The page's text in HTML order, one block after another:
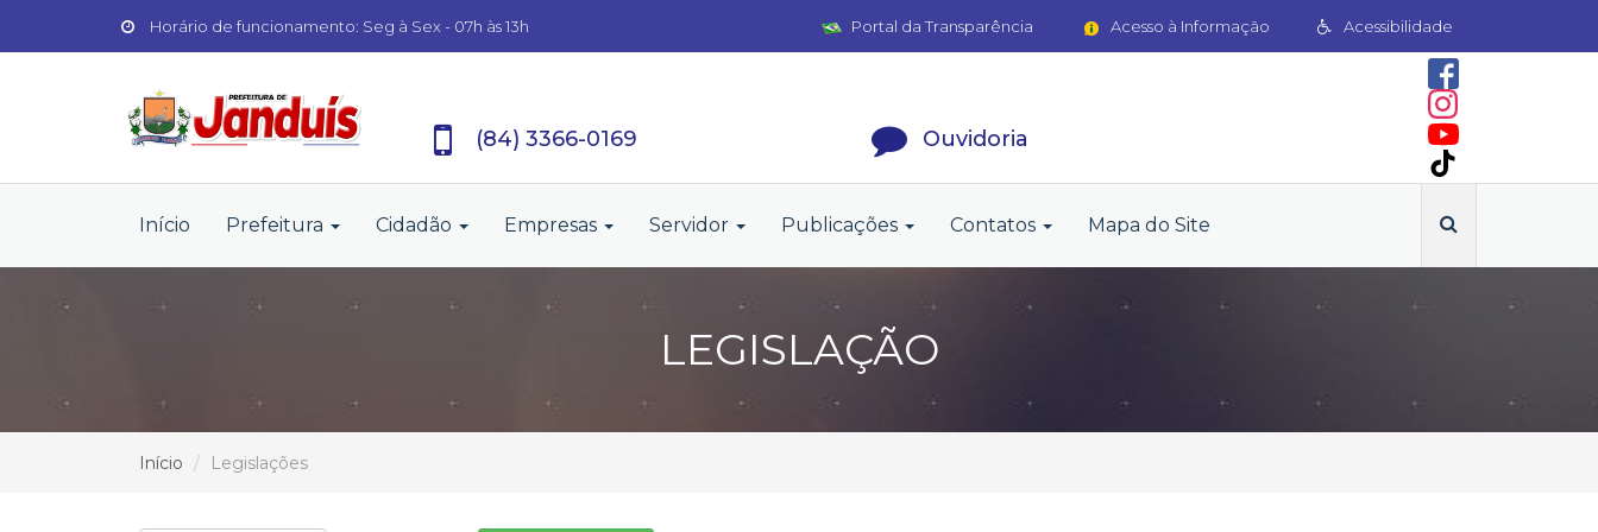
Horário de funcionamento: Seg à Sex - 07h às 13h Acessibilidade
Acesso à Informação
Portal da Transparência
(84) 3366-0169 Ouvidoria
Início Prefeitura Cidadão Empresas Servidor Publicações Contatos Mapa do Site
LEGISLAÇÃO
Início Legislações